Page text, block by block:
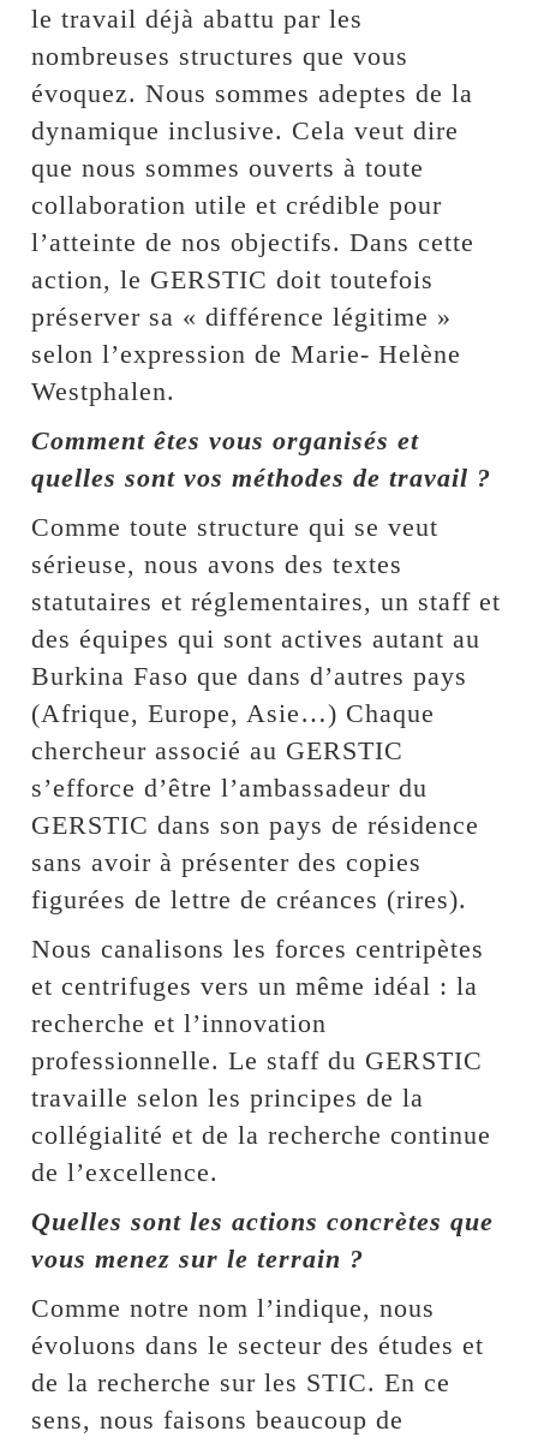
le travail déjà abattu par les
nombreuses structures que vous
évoquez. Nous sommes adeptes de la
dynamique inclusive. Cela veut dire
que nous sommes ouverts à toute
collaboration utile et crédible pour
l’atteinte de nos objectifs. Dans cette
action, le GERSTIC doit toutefois
préserver sa « différence légitime »
selon l’expression de Marie- Helène
Westphalen.
Comment êtes vous organisés et
quelles sont vos méthodes de travail ?
Comme toute structure qui se veut
sérieuse, nous avons des textes
statutaires et réglementaires, un staff et
des équipes qui sont actives autant au
Burkina Faso que dans d’autres pays
(Afrique, Europe, Asie…) Chaque
chercheur associé au GERSTIC
s’efforce d’être l’ambassadeur du
GERSTIC dans son pays de résidence
sans avoir à présenter des copies
figurées de lettre de créances (rires).
Nous canalisons les forces centripètes
et centrifuges vers un même idéal : la
recherche et l’innovation
professionnelle. Le staff du GERSTIC
travaille selon les principes de la
collégialité et de la recherche continue
de l’excellence.
Quelles sont les actions concrètes que
vous menez sur le terrain ?
Comme notre nom l’indique, nous
évoluons dans le secteur des études et
de la recherche sur les STIC. En ce
sens, nous faisons beaucoup de